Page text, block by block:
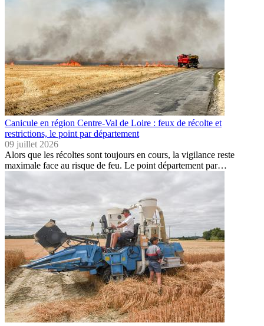
Canicule en région Centre-Val de Loire : feux de récolte et
restrictions, le point par département
09 juillet 2026
Alors que les récoltes sont toujours en cours, la vigilance reste
maximale face au risque de feu. Le point département par…